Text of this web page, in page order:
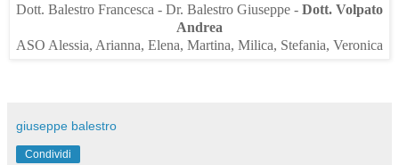
Dott. Balestro Francesca - Dr. Balestro Giuseppe - Dott. Volpato
Andrea
ASO Alessia, Arianna, Elena, Martina, Milica, Stefania, Veronica
giuseppe balestro
Condividi